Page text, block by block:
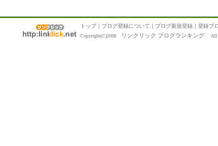
トップ｜ ブログ登録について ｜ ブログ新規登録 ｜ 登録ブ
Copyright(C)2008 リンクリック ブログランキング All